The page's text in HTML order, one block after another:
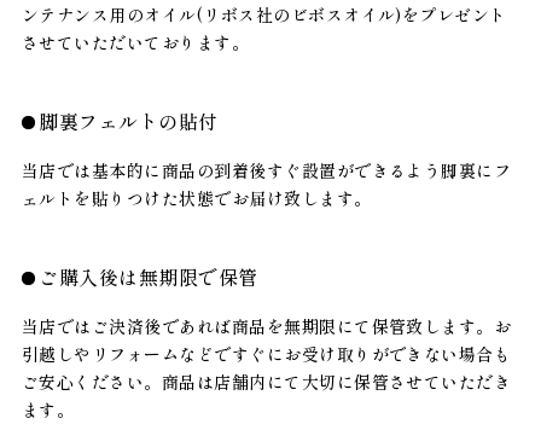
ンテナンス用のオイル(リボス社のビボスオイル)をプレゼント
させていただいております。
脚裏フェルトの貼付
当店では基本的に商品の到着後すぐ設置ができるよう脚裏にフ
ェルトを貼りつけた状態でお届け致します。
ご購入後は無期限で保管
当店ではご決済後であれば商品を無期限にて保管致します。お
引越しやリフォームなどですぐにお受け取りができない場合も
ご安心ください。商品は店舗内にて大切に保管させていただき
ます。